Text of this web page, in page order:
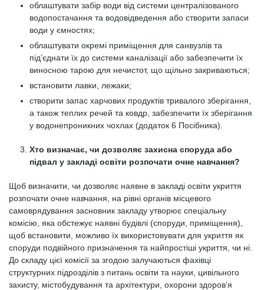
облаштувати забір води від системи централізованого
водопостачання та водовідведення або створити запаси
води у ємностях;
облаштувати окремі приміщення для санвузлів та
під’єднати їх до системи каналізації або забезпечити їх
виносною тарою для нечистот, що щільно закриваються;
встановити лавки, лежаки;
створити запас харчових продуктів тривалого зберігання,
а також теплих речей та ковдр, забезпечити їх зберігання
у водонепроникних чохлах (додаток 6 Посібника).
Хто визначає, чи дозволяє захисна споруда або
підвал у закладі освіти розпочати очне навчання?
Щоб визначити, чи дозволяє наявне в закладі освіти укриття
розпочати очне навчання, на рівні органів місцевого
самоврядування засновник закладу утворює спеціальну
комісію, яка обстежує наявні будівлі (споруди, приміщення),
щоб встановити, можливо їх використовувати для укриття як
споруди подвійного призначення та найпростіші укриття, чи ні.
До складу цієї комісії за згодою залучаються фахівці
структурних підрозділів з питань освіти та науки, цивільного
захисту, містобудування та архітектури, охорони здоров’я